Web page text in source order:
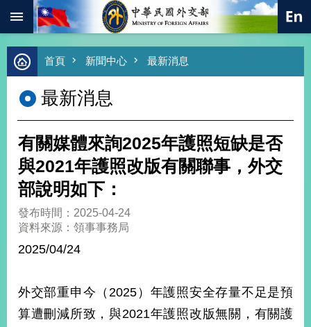
跳到主要內容區塊
進
階
尋
熱
總
合
外
交
外
交
經
首頁 新聞中心 最新消息
最新消息
有關媒體來詢2025年護照短缺是否
與2021年護照改版有關聯事，外交
部說明如下：
發布時間：2025-04-24
資料來源：領事事務局
2025/04/24
外交部重申今（2025）年護照安全存量不足是預
算遭刪減所致，與2021年護照改版無關，有關護